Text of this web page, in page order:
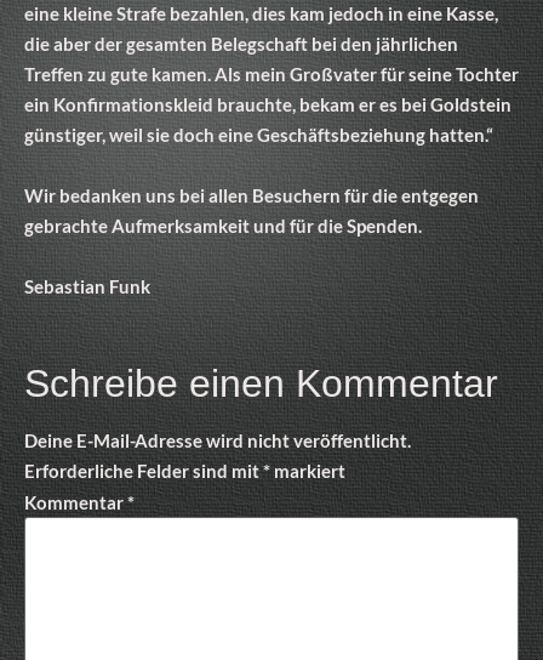
eine kleine Strafe bezahlen, dies kam jedoch in eine Kasse,
die aber der gesamten Belegschaft bei den jährlichen
Treffen zu gute kamen. Als mein Großvater für seine Tochter
ein Konfirmationskleid brauchte, bekam er es bei Goldstein
günstiger, weil sie doch eine Geschäftsbeziehung hatten.“
Wir bedanken uns bei allen Besuchern für die entgegen
gebrachte Aufmerksamkeit und für die Spenden.
Sebastian Funk
Schreibe einen Kommentar
Deine E-Mail-Adresse wird nicht veröffentlicht.
Erforderliche Felder sind mit* markiert
Kommentar*